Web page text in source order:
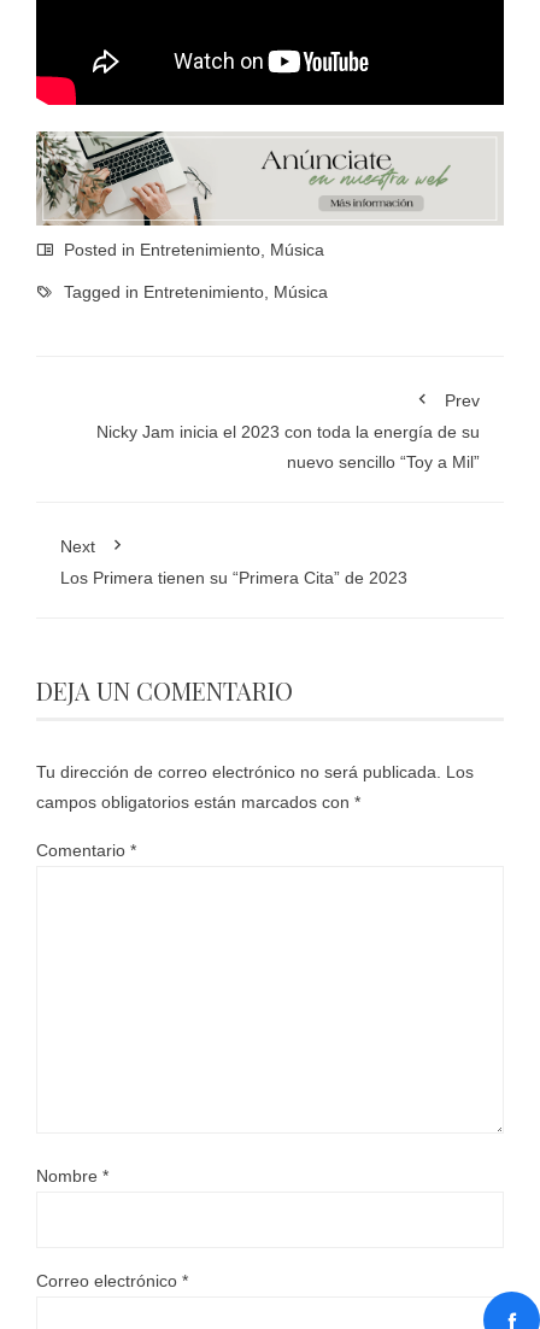
Posted in Entretenimiento Música
Tagged in Entretenimiento Música
Prev
Nicky Jam inicia el 2023 con toda la energía de su
nuevo sencillo “Toy a Mil”
Next
Los Primera tienen su “Primera Cita” de 2023
DEJA UN COMENTARIO
Tu dirección de correo electrónico no será publicada.
Los
campos obligatorios están marcados con *
Comentario *
Nombre *
Correo electrónico *